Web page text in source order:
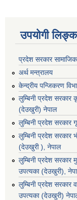
उपयोगी
प्रदेश सरकार
अर्थ मन्त्रालय
केन्द्रीय पन्जिकरण
लुम्बिनी प्रदेश सरकार
(देउखुरी) नेपाल
लुम्बिनी प्रदेश सरकार
लुम्बिनी प्रदेश सरकार
(देउखुरी ), नेपाल
लुम्बिनी प्रदेश सरकार
उपत्यका (देउखुरी),
लुम्बिनी प्रदेश सरकार
उपत्यका (देउखुरी)